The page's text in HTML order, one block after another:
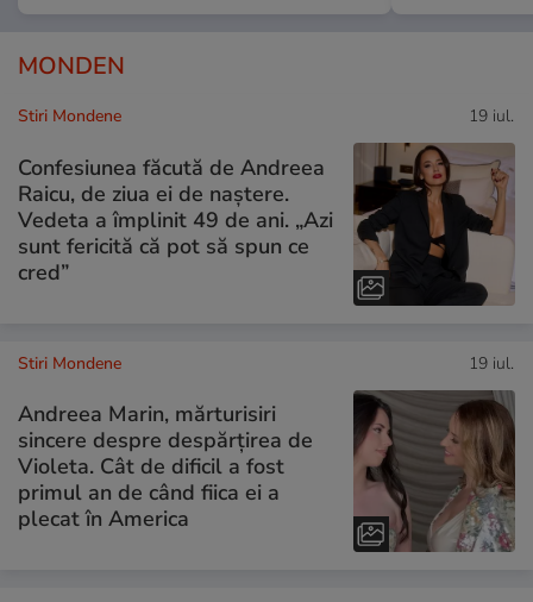
MONDEN
Stiri Mondene 19 iul.
Confesiunea făcută de Andreea
Raicu, de ziua ei de naștere.
Vedeta a împlinit 49 de ani. „Azi
sunt fericită că pot să spun ce
cred”
Stiri Mondene 19 iul.
Andreea Marin, mărturisiri
sincere despre despărțirea de
Violeta. Cât de dificil a fost
primul an de când fiica ei a
plecat în America